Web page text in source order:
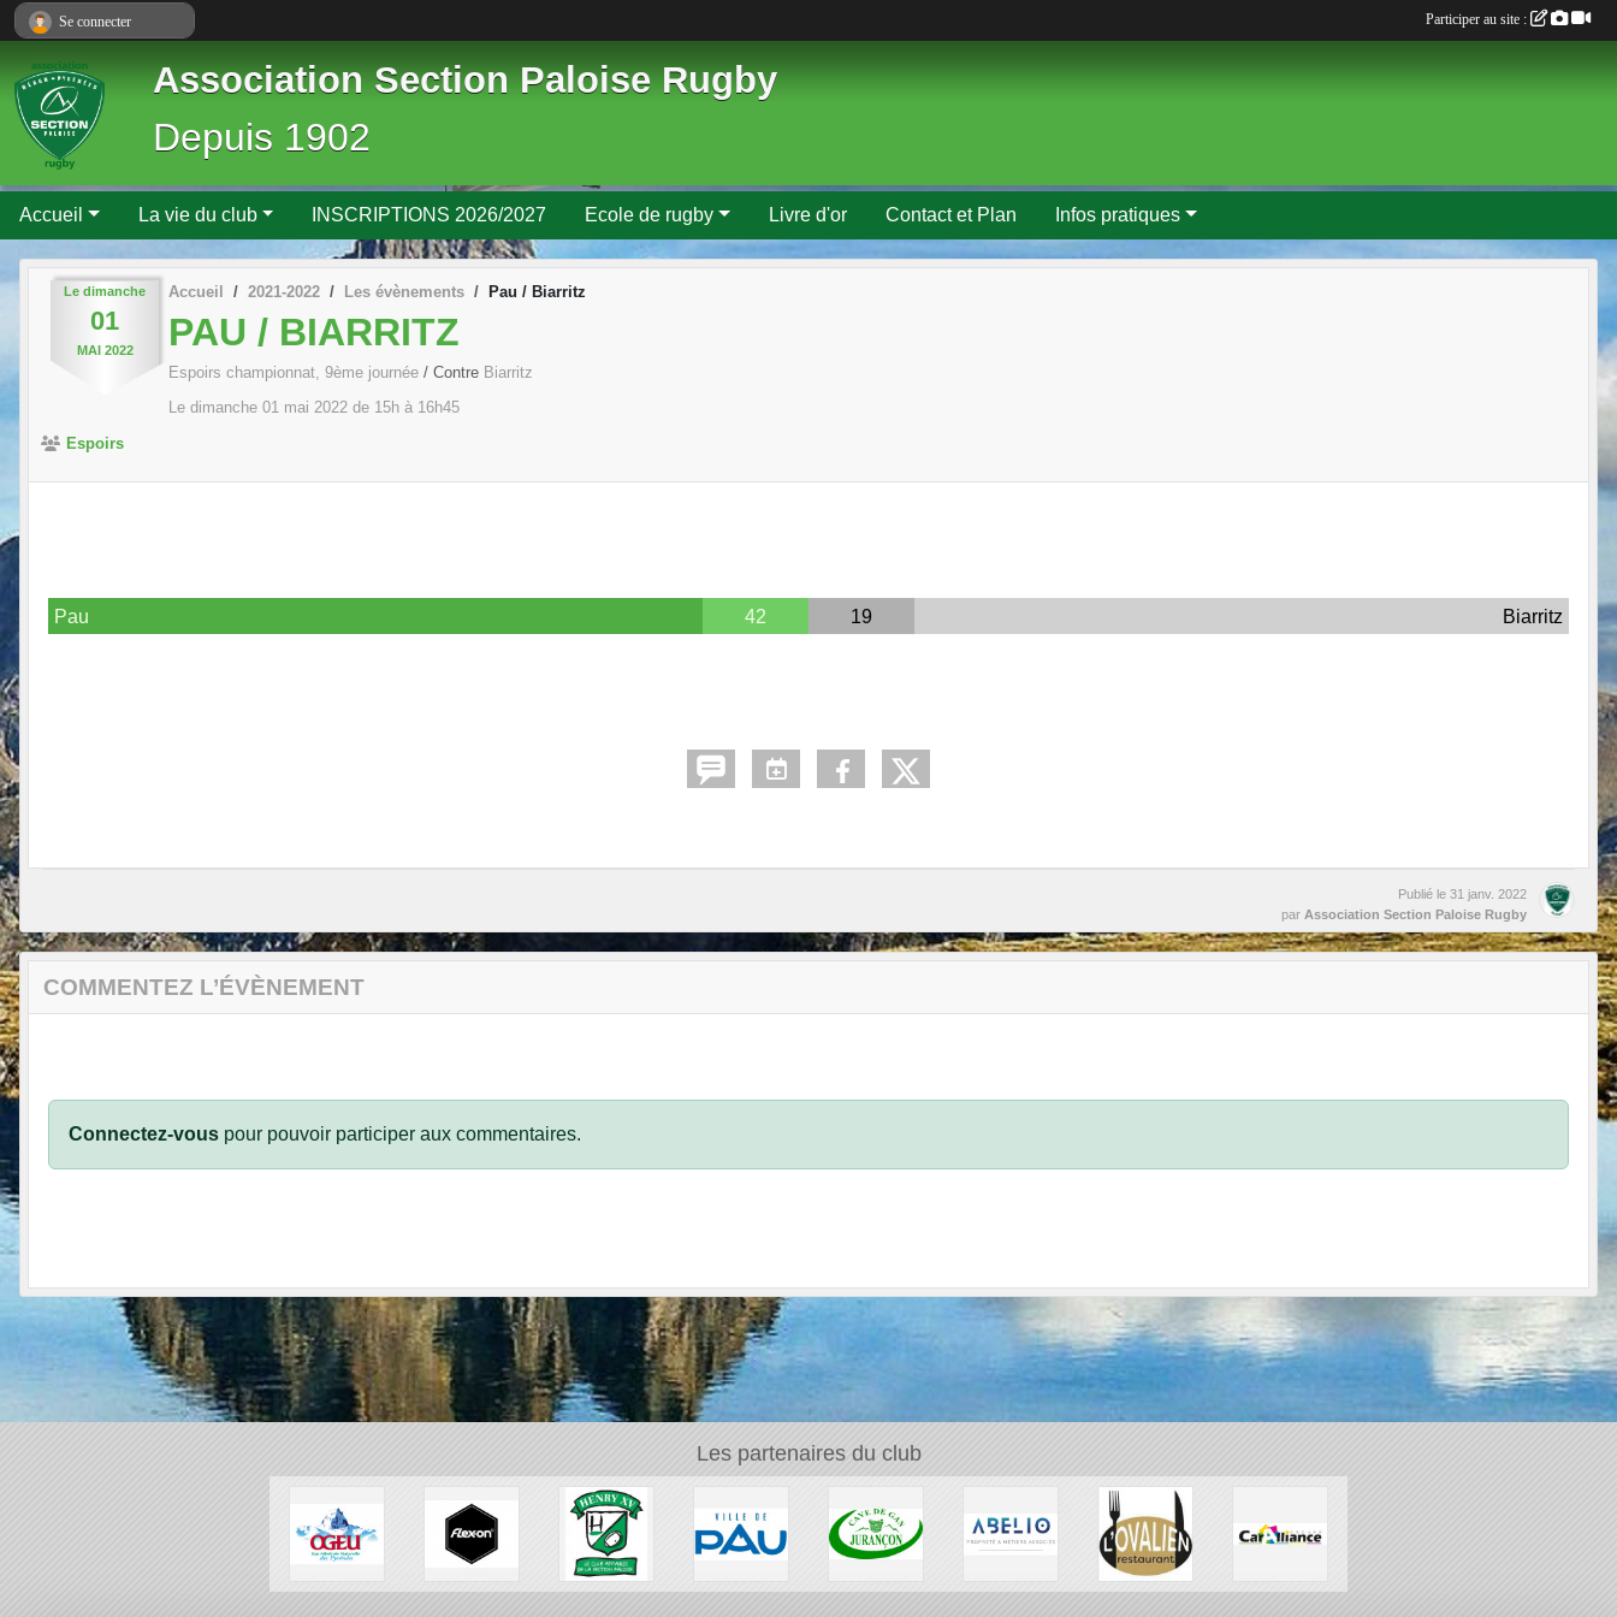
Association Section Paloise Rugby
Depuis 1902
Accueil La vie du club INSCRIPTIONS 2026/2027 Ecole de rugby Livre d'or Contact et Plan Infos pratiques
Le dimanche
01
MAI 2022
Accueil 2021-2022 Les évènements Pau / Biarritz
PAU / BIARRITZ
Espoirs championnat, 9ème journée / Contre Biarritz
Le dimanche 01 mai 2022 de 15h à 16h45
Espoirs
Pau 42 19 Biarritz
Publié le 31 janv. 2022
par Association Section Paloise Rugby
COMMENTEZ L’ÉVÈNEMENT
Connectez-vous pour pouvoir participer aux commentaires.
Les partenaires du club
Se connecter Participer au site :
Panneau de gestion des cookies